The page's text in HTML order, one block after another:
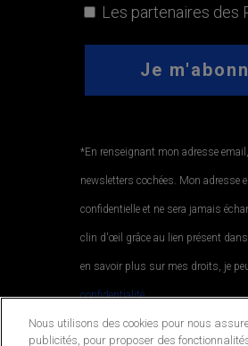
Les partenaires des
*En renseignant mon adresse
newsletters cochées. Mon adresse
confidentielle et ne sera jamais
clin d'œil grâce au lien présent
en savoir plus sur mes droits, je
confidentialité..
Nous utilisons des cookies pour nous
publicités, pour proposer des